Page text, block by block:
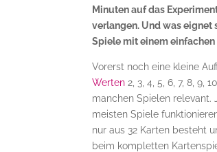
Minuten auf das
verlangen. Und was eignet
Spiele mit einem
Vorerst noch eine kleine
Werten 2, 3, 4, 5, 6, 7, 8, 9,
manchen Spielen
meisten Spiele
nur aus 32 Karten besteht
beim kompletten